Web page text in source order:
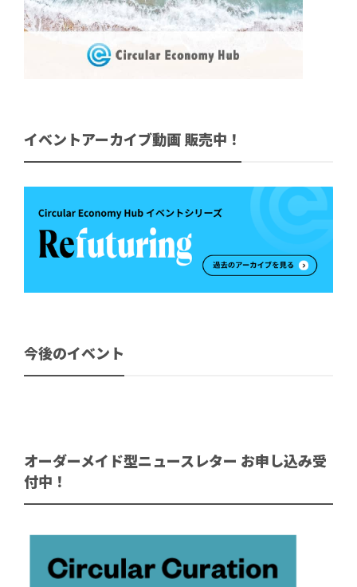
イベントアーカイブ動画 販売中！
今後のイベント
オーダーメイド型ニュースレター お申し込み受
付中！